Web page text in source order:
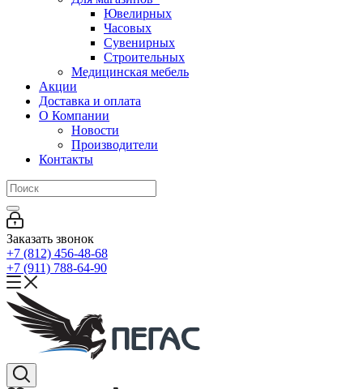
Ювелирных
Часовых
Сувенирных
Строительных
Медицинская мебель
Акции
Доставка и оплата
О Компании
Новости
Производители
Контакты
Заказать звонок
+7 (812) 456-48-68
+7 (911) 788-64-90